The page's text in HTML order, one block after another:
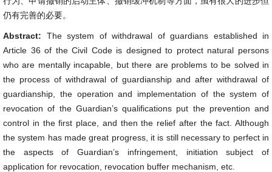
仍有完善的必要。
Abstract: The system of withdrawal of guardians established in
Article 36 of the Civil Code is designed to protect natural persons
who are mentally incapable, but there are problems to be solved in
the process of withdrawal of guardianship and after withdrawal of
guardianship, the operation and implementation of the system of
revocation of the Guardian’s qualifications put the prevention and
control in the first place, and then the relief after the fact. Although
the system has made great progress, it is still necessary to perfect in
the aspects of Guardian’s infringement, initiation subject of
application for revocation, revocation buffer mechanism, etc.